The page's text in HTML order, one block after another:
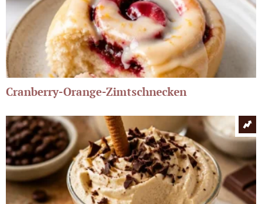
Cranberry-Orange-Zimtschnecken